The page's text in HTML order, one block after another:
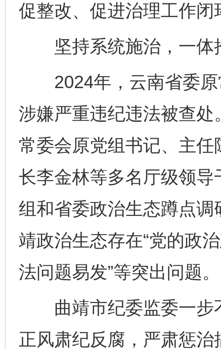
促整改、促进治理工作
坚持系统施治，一体
2024年，云南省委原
涉嫌严重违纪违法被查
常委会原党组书记、主
长李金林等多名厅级领
组和省委政治生态蹲点
靖政治生态存在“党的政
法问题易发”等突出问题。
曲靖市纪委监委一步
正风肃纪反腐，严肃惩